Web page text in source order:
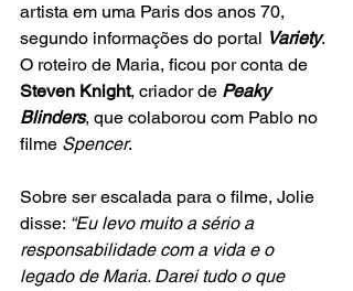
artista em uma Paris dos anos 70,
segundo informações do portal Variety.
O roteiro de Maria, ficou por conta de
Steven Knight, criador de Peaky
Blinders, que colaborou com Pablo no
filme Spencer.
Sobre ser escalada para o filme, Jolie
disse: “Eu levo muito a sério a
responsabilidade com a vida e o
legado de Maria. Darei tudo o que